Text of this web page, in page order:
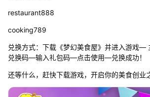
restaurant888
cooking789
兑换方式：下载《梦幻美食屋》并进入游戏
兑换码—输入礼包码—点击使用—兑换成功！
还等什么，赶快下载游戏，开启你的美食创业